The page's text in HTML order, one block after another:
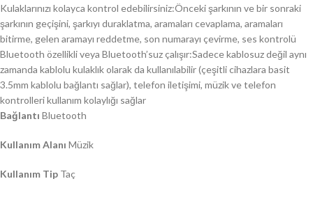
Kulaklarınızı kolayca kontrol edebilirsiniz:Önceki şarkının ve bir sonraki
şarkının geçişini, şarkıyı duraklatma, aramaları cevaplama, aramaları
bitirme, gelen aramayı reddetme, son numarayı çevirme, ses kontrolü
Bluetooth özellikli veya Bluetooth’suz çalışır:Sadece kablosuz değil aynı
zamanda kablolu kulaklık olarak da kullanılabilir (çeşitli cihazlara basit
3.5mm kablolu bağlantı sağlar), telefon iletişimi, müzik ve telefon
kontrolleri kullanım kolaylığı sağlar
Bağlantı Bluetooth
Kullanım Alanı Müzik
Kullanım Tip Taç